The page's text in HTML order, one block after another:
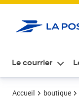
Le courrier
Accueil boutique